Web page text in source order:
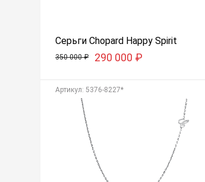
Серьги Chopard Happy Spirit
350 000₽ 290 000 ₽
Aртикул: 5376-8227*